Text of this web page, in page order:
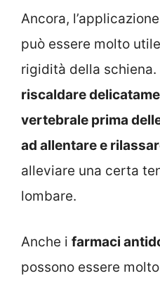
Ancora,
può essere molto
rigidità della
riscaldare
vertebrale prima
ad allentare e
alleviare una certa
lombare.
Anche i farmaci
possono essere